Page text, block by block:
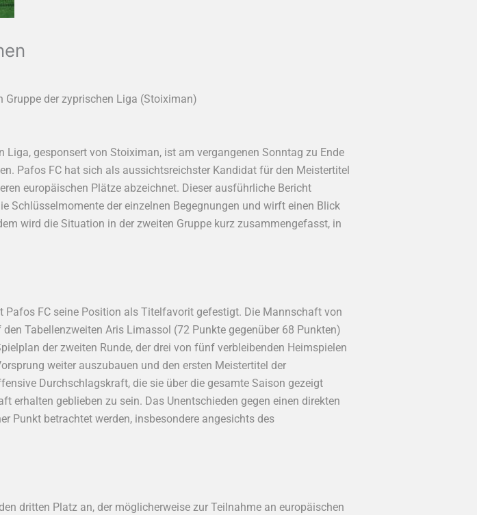
Gruppe der zyprischen Liga (Stoiximan)
Liga, gesponsert von Stoiximan, ist am vergangenen Sonntag zu Ende
Pafos FC hat sich als aussichtsreichster Kandidat für den Meistertitel
europäischen Plätze abzeichnet. Dieser ausführliche Bericht
Schlüsselmomente der einzelnen Begegnungen und wirft einen Blick
wird die Situation in der zweiten Gruppe kurz zusammengefasst, in
Pafos FC seine Position als Titelfavorit gefestigt. Die Mannschaft von
Tabellenzweiten Aris Limassol (72 Punkte gegenüber 68 Punkten)
der zweiten Runde, der drei von fünf verbleibenden Heimspielen
weiter auszubauen und den ersten Meistertitel der
Durchschlagskraft, die sie über die gesamte Saison gezeigt
erhalten geblieben zu sein. Das Unentschieden gegen einen direkten
Punkt betrachtet werden, insbesondere angesichts des
dritten Platz an, der möglicherweise zur Teilnahme an europäischen